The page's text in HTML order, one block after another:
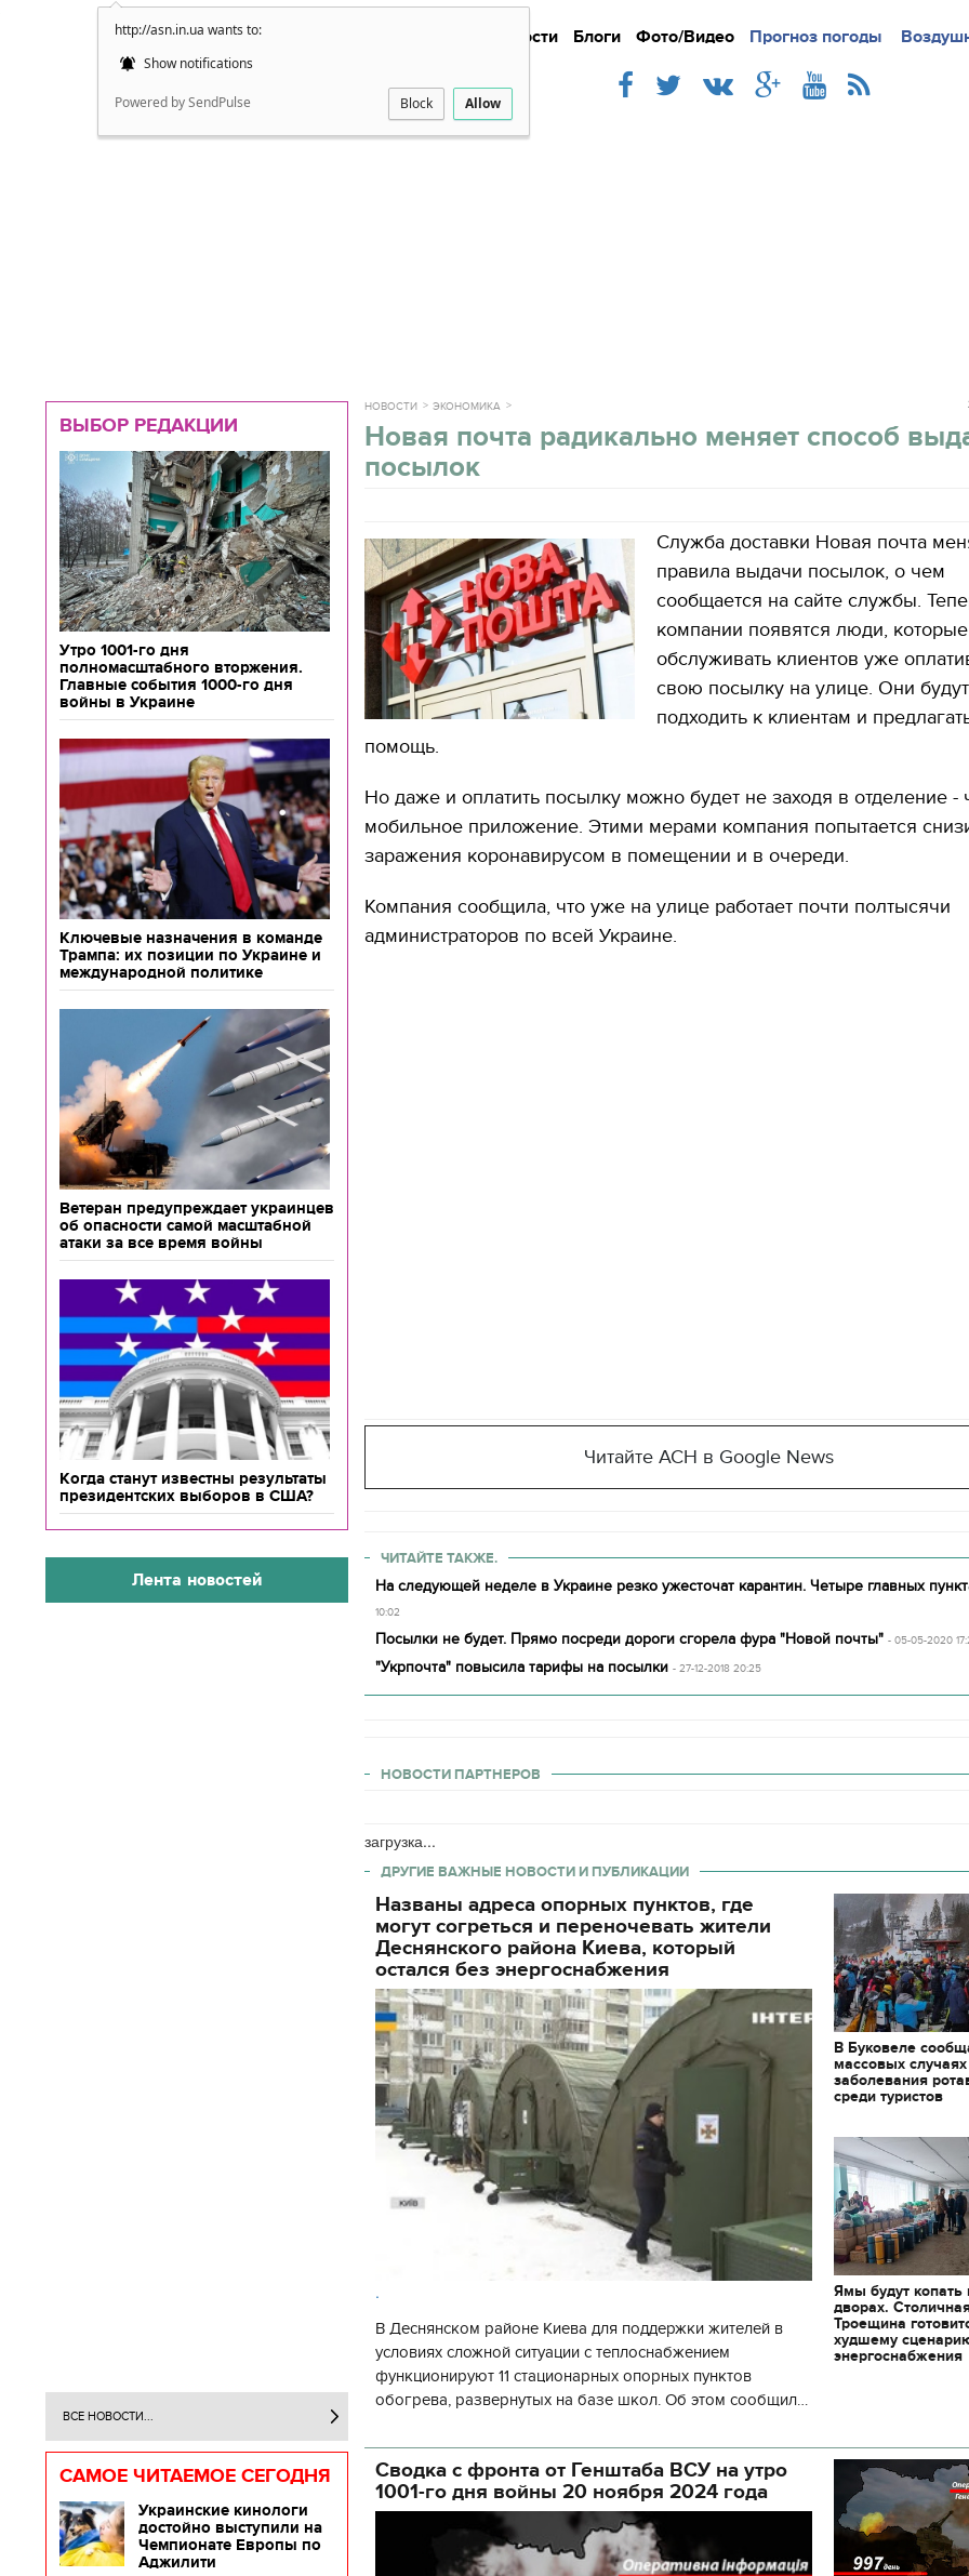
http://asn.in.ua wants to:
Show notifications
Powered by SendPulse Block Allow
Новости Блоги Фото/Видео Прогноз погоды
Подробно Новости
ВЫБОР РЕДАКЦИИ
Утро 1001-го дня
полномасштабного вторжения.
Главные события 1000-го дня
войны в Украине
Ключевые назначения в команде
Трампа: их позиции по Украине и
международной политике
Ветеран предупреждает украинцев
об опасности самой масштабной
атаки за все время войны
Когда станут известны результаты
президентских выборов в США?
Лента новостей
ВСЕ НОВОСТИ...
САМОЕ ЧИТАЕМОЕ СЕГОДНЯ
Украинские кинологи
достойно выступили на
Чемпионате Европы по
Аджилити
НОВОСТИ ЭКОНОМИКА
Новая почта радикально меняет способ
посылок
Служба доставки Новая почта
правила выдачи посылок, о чем
сообщается на сайте службы.
компании появятся люди, которые
обслуживать клиентов уже
свою посылку на улице. Они
подходить к клиентам и
помощь.
Но даже и оплатить посылку можно будет не заходя в отделение -
мобильное приложение. Этими мерами компания попытается
заражения коронавирусом в помещении и в очереди.
Компания сообщила, что уже на улице работает почти полтысячи
администраторов по всей Украине.
Читайте АСН в Google News
ЧИТАЙТЕ ТАКЖЕ.
На следующей неделе в Украине резко ужесточат карантин. Четыре главных
10:02
Посылки не будет. Прямо посреди дороги сгорела фура "Новой почты" - 05-05-2020
"Укрпочта" повысила тарифы на посылки - 27-12-2018 20:25
НОВОСТИ ПАРТНЕРОВ
загрузка...
ДРУГИЕ ВАЖНЫЕ НОВОСТИ И ПУБЛИКАЦИИ
Названы адреса опорных пунктов, где
могут согреться и переночевать жители
Деснянского района Киева, который
остался без энергоснабжения
.
В Деснянском районе Киева для поддержки жителей в
условиях сложной ситуации с теплоснабжением
функционируют 11 стационарных опорных пунктов
обогрева, развернутых на базе школ. Об этом сообщил
государственной а
В Буковеле
массовых случаях
заболевания
среди туристов
Ямы будут копать
дворах.
Троещина
худшему
энергоснабжения
Сводка с фронта от Генштаба ВСУ на утро
1001-го дня войны 20 ноября 2024 года